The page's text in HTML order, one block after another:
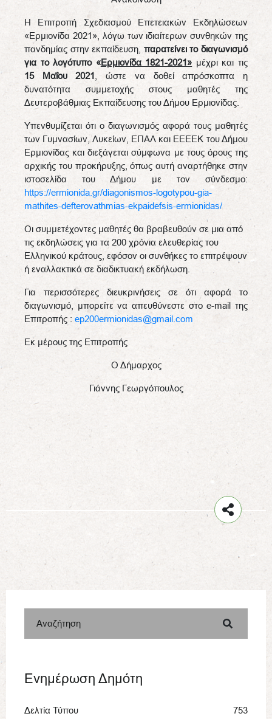
Η Επιτροπή Σχεδιασμού Επετειακών Εκδηλώσεων
«Ερμιονίδα 2021», λόγω των ιδιαίτερων συνθηκών της
πανδημίας στην εκπαίδευση, παρατείνει το διαγωνισμό
για το λογότυπο «Ερμιονίδα 1821-2021» μέχρι και τις
15 Μαΐου 2021
, ώστε να δοθεί απρόσκοπτα η
δυνατότητα συμμετοχής στους μαθητές της
Δευτεροβάθμιας Εκπαίδευσης του Δήμου Ερμιονίδας.
Υπενθυμίζεται ότι ο διαγωνισμός αφορά τους μαθητές
των Γυμνασίων, Λυκείων, ΕΠΑΛ και ΕΕΕΕΚ του Δήμου
Ερμιονίδας και διεξάγεται σύμφωνα με τους όρους της
αρχικής του προκήρυξης, όπως αυτή αναρτήθηκε στην
ιστοσελίδα του Δήμου με τον σύνδεσμο:
https://ermionida.gr/diagonismos-logotypou-gia-
mathites-defterovathmias-ekpaidefsis-ermionidas/
Οι συμμετέχοντες μαθητές θα βραβευθούν σε μια από
τις εκδηλώσεις για τα 200 χρόνια ελευθερίας του
Ελληνικού κράτους, εφόσον οι συνθήκες το επιτρέψουν
ή εναλλακτικά σε διαδικτυακή εκδήλωση.
Για περισσότερες διευκρινήσεις σε ότι αφορά το
διαγωνισμό, μπορείτε να απευθύνεστε στο e-mail της
Επιτροπής : ep200ermionidas@gmail.com
Εκ μέρους της Επιτροπής
Ο Δήμαρχος
Γιάννης Γεωργόπουλος
Αναζήτηση
Ενημέρωση Δημότη
Δελτία Τύπου 753